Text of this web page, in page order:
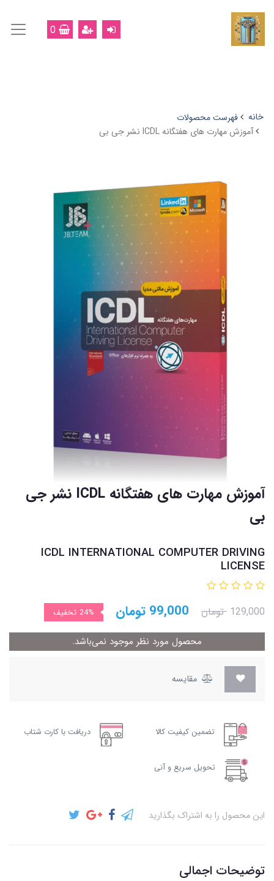
0
خانه
فهرست محصولات
آموزش مهارت های هفتگانه ICDL نشر جی بی
آموزش مهارت های هفتگانه ICDL نشر جی
بی
ICDL INTERNATIONAL COMPUTER DRIVING
LICENSE
129,000 تومان 99,000 تومان 24% تخفیف
محصول مورد نظر موجود نمی‌باشد.
مقایسه
تضمین کیفیت کالا دریافت با کارت شتاب
تحویل سریع و آنی
این محصول را به اشتراک بگذارید
توضیحات اجمالی